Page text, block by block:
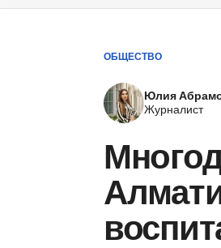
ОБЩЕСТВО
Юлия
Журналист